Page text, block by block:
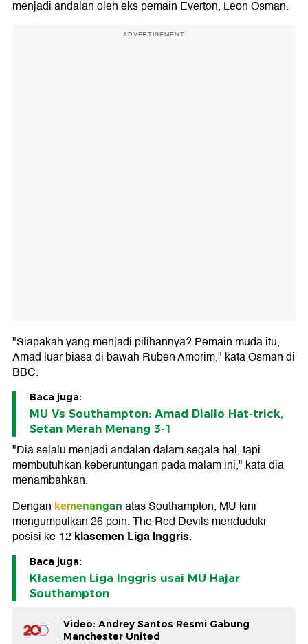
menjadi andalan oleh eks pemain Everton, Leon Osman.
ADVERTISEMENT
"Siapakah yang menjadi pilihannya? Pemain muda itu,
Amad luar biasa di bawah Ruben Amorim," kata Osman di
BBC.
Baca juga:
MU Vs Southampton: Amad Diallo Hat-trick,
Setan Merah Menang 3-1
"Dia selalu menjadi andalan dalam segala hal, tapi
membutuhkan keberuntungan pada malam ini," kata dia
menambahkan.
Dengan kemenanganatas Southampton, MU kini
mengumpulkan 26 poin. The Red Devils menduduki
posisi ke-12klasemen Liga Inggris.
Baca juga:
Klasemen Liga Inggris usai MU Hajar
Southampton
Video: Andrey Santos Resmi Gabung
Manchester United